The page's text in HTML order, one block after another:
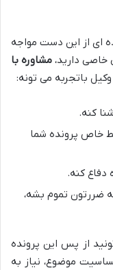
ای از این دست مواجه
دارید، مشاوره با
باتجربه می تونه:
کنه.
خاص پرونده شما
دفاع کنه.
ضررتون تموم بشه،
از پس این پرونده
موضوع، نیاز به